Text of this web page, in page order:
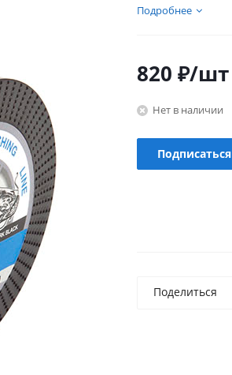
Подробнее
820 ₽/шт
Нет в наличии
Подписаться
Поделиться